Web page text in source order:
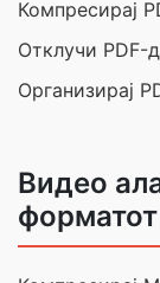
Компресирај
Отклучи PDF-
Организирај
Видео
форматот